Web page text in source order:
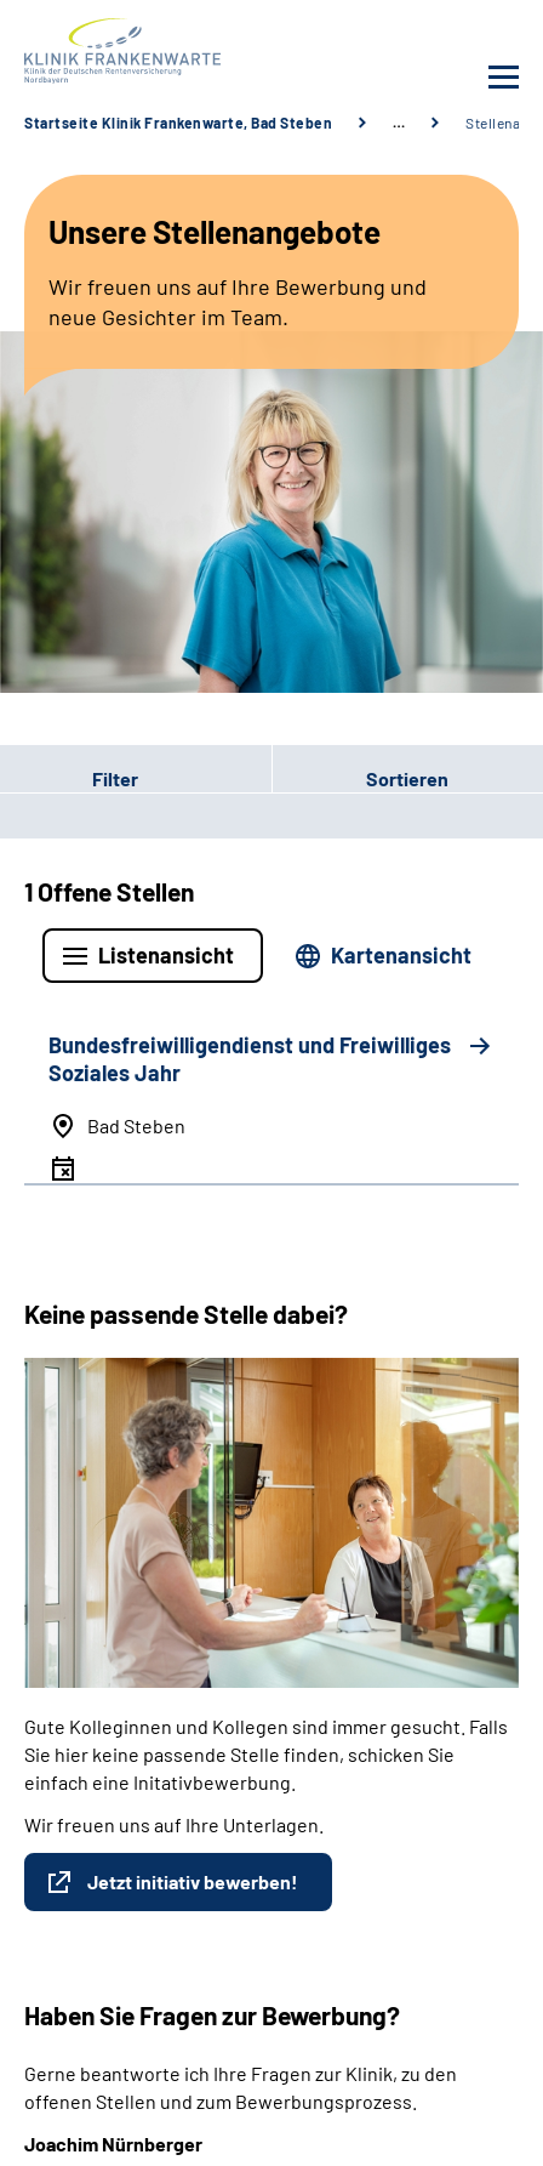
Leistungsangebot
Fachbereiche
Service
Karriere
Suche
Leichte Sprache
Gebärdensprache
Patienten-Login
Startseite Klinik Frankenwarte, Bad Steben …
Unsere Stellenangebote
Wir freuen uns auf Ihre Bewerbung und
neue Gesichter im Team.
Filter Sortieren
1 Offene Stellen
Listenansicht Kartenansicht
Bundesfreiwilligendienst und Freiwilliges
Soziales Jahr
Bad Steben
Keine passende Stelle dabei?
Gute Kolleginnen und Kollegen sind immer gesucht. Falls
Sie hier keine passende Stelle finden, schicken Sie
einfach eine Initativbewerbung.
Wir freuen uns auf Ihre Unterlagen.
Jetzt initiativ bewerben!
Haben Sie Fragen zur Bewerbung?
Gerne beantworte ich Ihre Fragen zur Klinik, zu den
offenen Stellen und zum Bewerbungsprozess.
Joachim Nürnberger